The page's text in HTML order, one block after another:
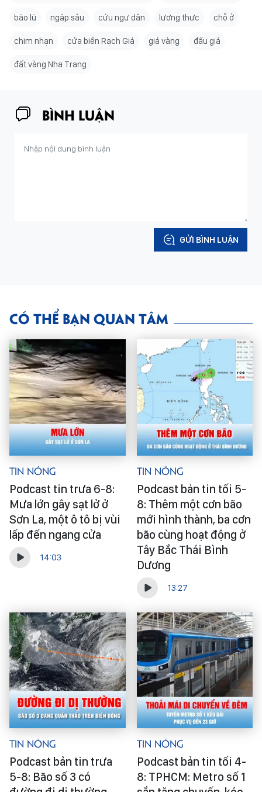
bão lũ ngập sâu cứu ngư dân lương thực chỗ ở
chim nhạn cửa biển Rạch Giá giá vàng đấu giá
đất vàng Nha Trang
BÌNH LUẬN
GỬI BÌNH LUẬN
CÓ THỂ BẠN QUAN TÂM
Tin Nóng
Podcast tin trưa 6-8:
Mưa lớn gây sạt lở ở
Sơn La, một ô tô bị vùi
lấp đến ngang cửa
14:03
Tin Nóng
Podcast bản tin tối 5-
8: Thêm một cơn bão
mới hình thành, ba cơn
bão cùng hoạt động ở
Tây Bắc Thái Bình
Dương
13:27
Tin Nóng
Podcast bản tin trưa
5-8: Bão số 3 có
Tin Nóng
Podcast bản tin tối 4-
8: TPHCM: Metro số 1